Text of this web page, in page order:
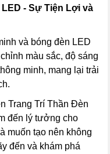
- Sự Tiện Lợi và
và bóng đèn LED
màu sắc, độ sáng
minh, mang lại trải
Trang Trí Thần Đèn
đến lý tưởng cho
muốn tạo nên không
đến và khám phá